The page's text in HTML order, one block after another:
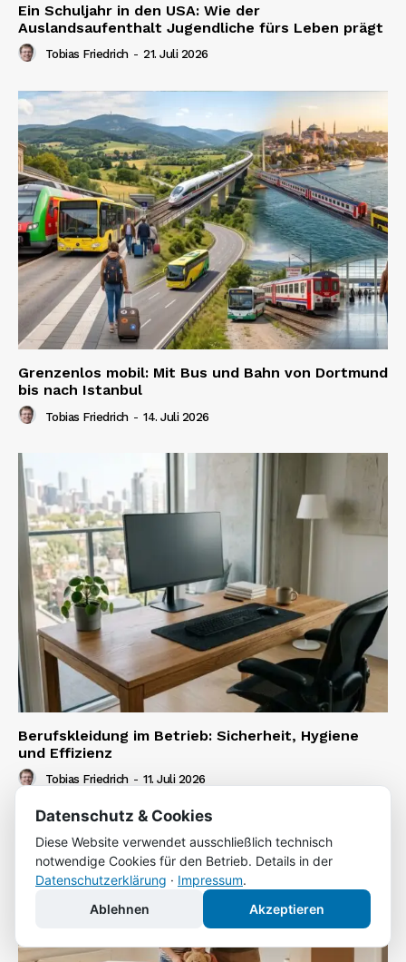
Ein Schuljahr in den USA: Wie der
Auslandsaufenthalt Jugendliche fürs Leben prägt
Tobias Friedrich - 21. Juli 2026
Grenzenlos mobil: Mit Bus und Bahn von Dortmund
bis nach Istanbul
Tobias Friedrich - 14. Juli 2026
Berufskleidung im Betrieb: Sicherheit, Hygiene
und Effizienz
Tobias Friedrich - 11. Juli 2026
Datenschutz & Cookies
Diese Website verwendet ausschließlich technisch
notwendige Cookies für den Betrieb. Details in der
Datenschutzerklärung · Impressum.
Ablehnen
Akzeptieren